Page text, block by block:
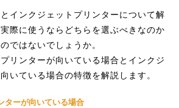
インクジェットプリンターについて解
際に使うならどちらを選ぶべきなのか
ではないでしょうか。
リンターが向いている場合とインクジ
いている場合の特徴を解説します。
ターが向いている場合